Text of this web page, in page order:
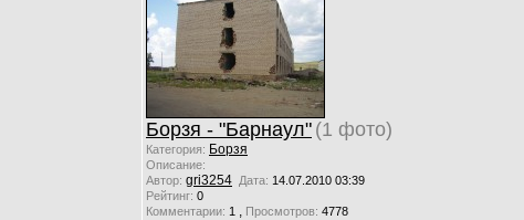
Борзя - "Барнаул" (1 фото)
Категория: Борзя
Описание:
Автор: gri3254 Дата: 14.07.2010 03:39
Рейтинг: 0
Комментарии: 1 , Просмотров: 4778